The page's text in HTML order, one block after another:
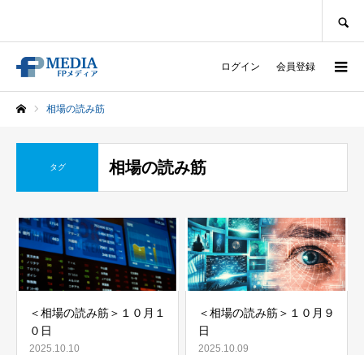
ログイン 会員登録
相場の読み筋
タグ 相場の読み筋
＜相場の読み筋＞１０月１
０日
2025.10.10
＜相場の読み筋＞１０月９
日
2025.10.09